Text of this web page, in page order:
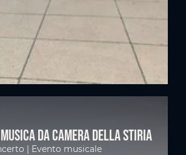
da camera della Stiria
| Evento musicale